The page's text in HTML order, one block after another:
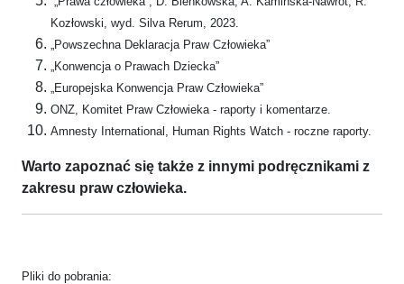
Kozłowski, wyd. Silva Rerum, 2023.
„Powszechna Deklaracja Praw Człowieka”
„Konwencja o Prawach Dziecka”
„Europejska Konwencja Praw Człowieka”
ONZ, Komitet Praw Człowieka - raporty i komentarze.
Amnesty International, Human Rights Watch - roczne raporty.
Warto zapoznać się także z innymi podręcznikami z
zakresu praw człowieka.
Pliki do pobrania: